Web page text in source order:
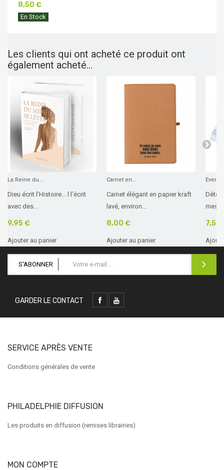
8,50 €
En Stock
Les clients qui ont acheté ce produit ont
également acheté...
La Reine du...
Dieu écrit l’Histoire… l l’écrit
avec des...
9,95 €
Ajouter au panier
Carnet en...
Carnet élégant en papier kraft
lavé, environ...
8,00 €
Ajouter au panier
7,50
S'ABONNER
GARDER LE CONTACT
SERVICE APRÈS VENTE
Conditions générales de vente
PHILADELPHIE DIFFUSION
Les produits en diffusion (remises librairies)
MON COMPTE